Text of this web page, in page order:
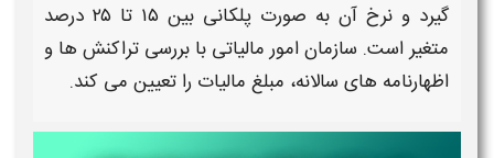
گیرد و نرخ آن به صورت پلکانی بین ۱۵ تا ۲۵ درصد
متغیر است. سازمان امورمالیاتی با بررسی تراکنش ها و
اظهارنامه های سالانه، مبلغ مالیات را تعیین می کند.